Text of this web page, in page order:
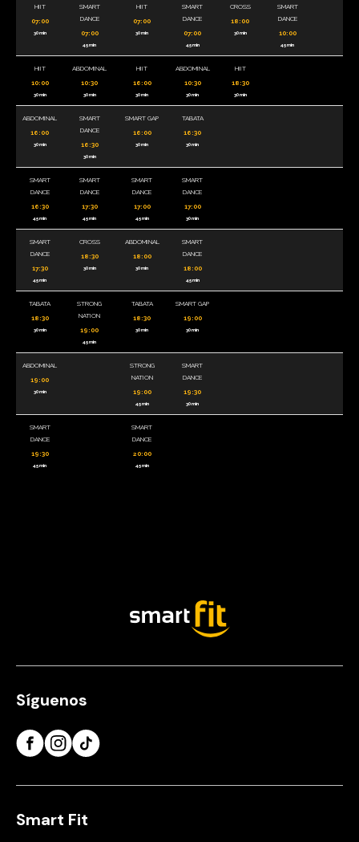
HIIT
07:00
30 min
SMART
DANCE
07:00
45 min
HIIT
07:00
30 min
SMART
DANCE
07:00
45 min
CROSS
18:00
30 min
SMART
DANCE
10:00
45 min
HIIT
10:00
30 min
ABDOMINAL
10:30
30 min
HIIT
16:00
30 min
ABDOMINAL
10:30
30 min
HIIT
18:30
30 min
ABDOMINAL
16:00
30 min
SMART
DANCE
16:30
30 min
SMART GAP
16:00
30 min
TABATA
16:30
30 min
SMART
DANCE
16:30
45 min
SMART
DANCE
17:30
45 min
SMART
DANCE
17:00
45 min
SMART
DANCE
17:00
30 min
SMART
DANCE
17:30
45 min
CROSS
18:30
30 min
ABDOMINAL
18:00
30 min
SMART
DANCE
18:00
45 min
TABATA
18:30
30 min
STRONG
NATION
19:00
45 min
TABATA
18:30
30 min
SMART GAP
19:00
30 min
ABDOMINAL
19:00
30 min
STRONG
NATION
19:00
45 min
SMART
DANCE
19:30
30 min
SMART
DANCE
19:30
45 min
SMART
DANCE
20:00
45 min
Síguenos
Smart Fit